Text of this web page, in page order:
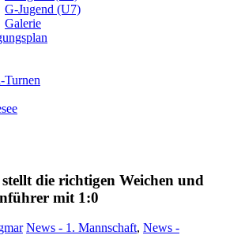
G-Jugend (U7)
Galerie
die richtigen Weichen und
mit 1:0
News - 1. Mannschaft, News -